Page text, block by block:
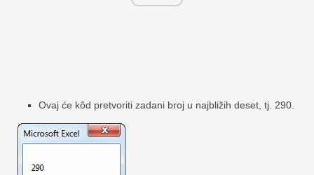
Ovaj će kôd pretvoriti zadani broj u najbližih deset, tj. 290.